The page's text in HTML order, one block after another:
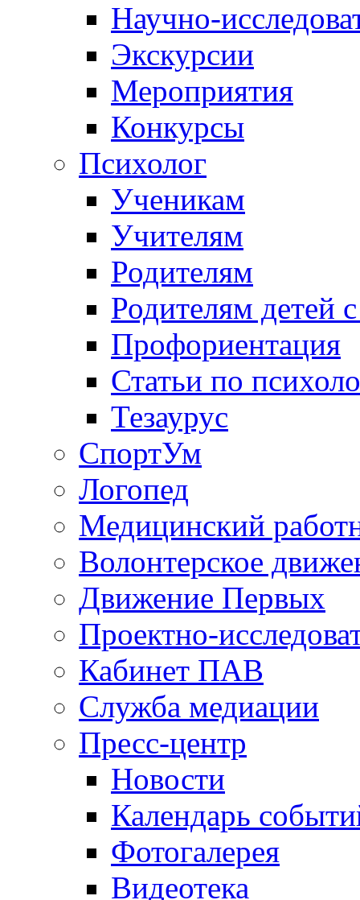
Научно-
Экскурсии
Мероприятия
Конкурсы
Психолог
Ученикам
Учителям
Родителям
Родителям детей
Профориентация
Статьи по
Тезаурус
СпортУм
Логопед
Медицинский
Волонтерское
Движение Первых
Проектно-
Кабинет ПАВ
Служба медиации
Пресс-центр
Новости
Календарь
Фотогалерея
Видеотека